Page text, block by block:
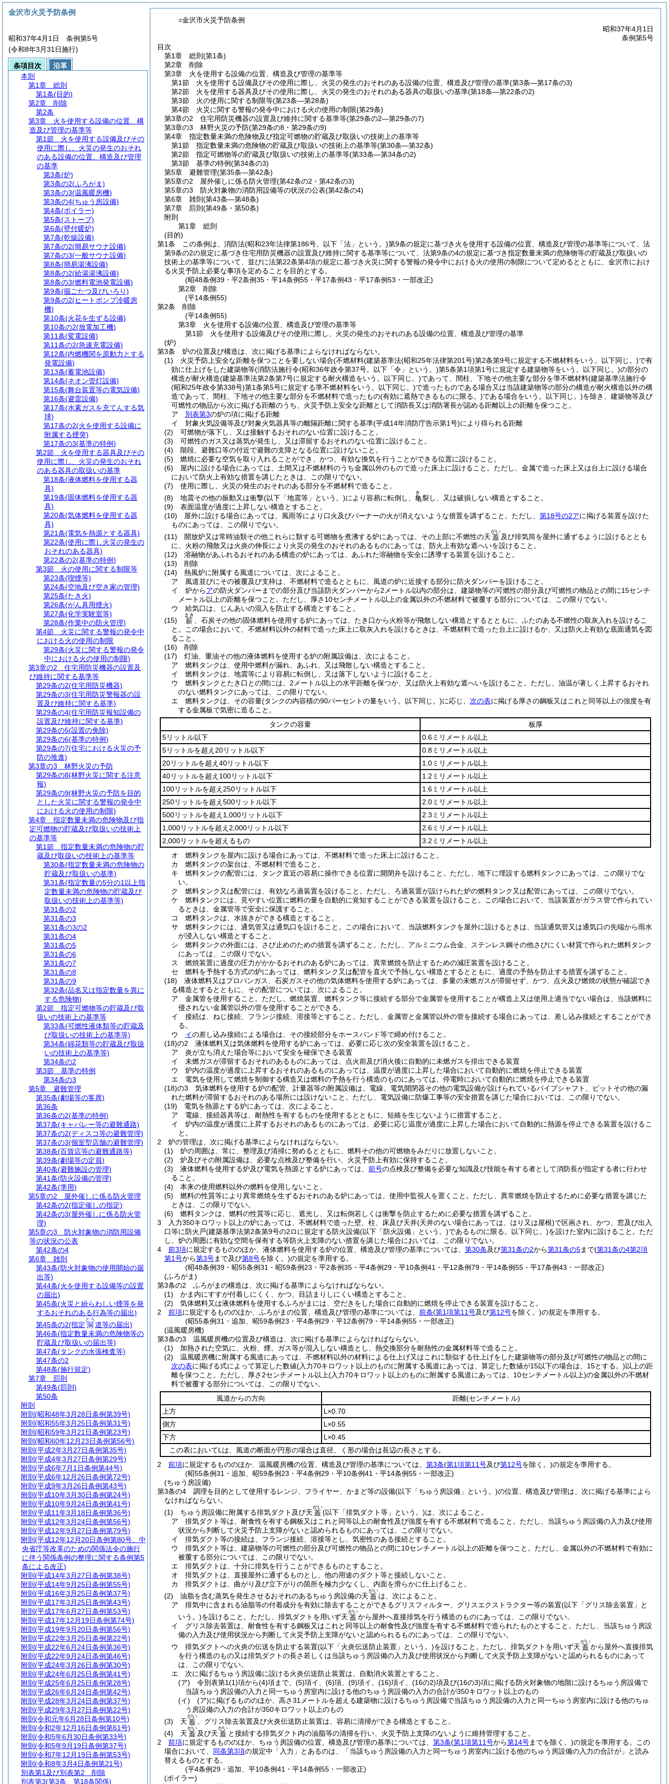
○金沢市火災予防条例
昭和37年4月1日
条例第5号
目次
第1章
総則 (第1条)
第2章
削除
第3章
火を使用する設備の位置、構造及び管理の基準等
第1節
火を使用する設備及びその使用に際し、火災の発生のおそれのある設備の位置、構造及び管理の基準(第3条―第17条の3)
第2節
火を使用する器具及びその使用に際し、火災の発生のおそれのある器具の取扱いの基準(第18条―第22条の2)
第3節
火の使用に関する制限等(第23条―第28条)
第4節
火災に関する警報の発令中における火の使用の制限(第29条)
第3章の2
住宅用防災機器の設置及び維持に関する基準等(第29条の2―第29条の7)
第3章の3
林野火災の予防(第29条の8・第29条の9)
第4章
指定数量未満の危険物及び指定可燃物の貯蔵及び取扱いの技術上の基準等
第1節
指定数量未満の危険物の貯蔵及び取扱いの技術上の基準等(第30条―第32条)
第2節
指定可燃物等の貯蔵及び取扱いの技術上の基準等(第33条―第34条の2)
第3節
基準の特例(第34条の3)
第5章
避難管理(第35条―第42条)
第5章の2
屋外催しに係る防火管理(第42条の2・第42条の3)
第5章の3
防火対象物の消防用設備等の状況の公表(第42条の4)
第6章
雑則 (第43条―第48条)
第7章
罰則 (第49条・第50条)
附則
第1章
総則
(目的)
第1条
この条例は、消防法(昭和23年法律第186号。以下「法」という。)第9条の規定に基づき火を使用する設備の位置、構造及び管理の基準等について、法
第9条の2の規定に基づき住宅用防災機器の設置及び維持に関する基準等について、法第9条の4の規定に基づき指定数量未満の危険物等の貯蔵及び取扱いの
技術上の基準等について、並びに法第22条第4項の規定に基づき火災に関する警報の発令中における火の使用の制限について定めるとともに、金沢市におけ
る火災予防上必要な事項を定めることを目的とする。
(昭48条例39・平2条例35・平14条例55・平17条例43・平17条例53・一部改正)
第2章
削除
(平14条例55)
第2条
削除
(平14条例55)
第3章
火を使用する設備の位置、構造及び管理の基準等
第1節
火を使用する設備及びその使用に際し、火災の発生のおそれのある設備の位置、構造及び管理の基準
(炉)
第3条
炉の位置及び構造は、次に掲げる基準によらなければならない。
(1)
火災予防上安全な距離を保つことを要しない場合(不燃材料(建築基準法(昭和25年法律第201号)第2条第9号に規定する不燃材料をいう。以下同じ。)で有
効に仕上げをした建築物等(消防法施行令(昭和36年政令第37号。以下「令」という。)第5条第1項第1号に規定する建築物等をいう。以下同じ。)の部分の
構造が耐火構造(建築基準法第2条第7号に規定する耐火構造をいう。以下同じ。)であって、間柱、下地その他主要な部分を準不燃材料(建築基準法施行令
(昭和25年政令第338号)第1条第5号に規定する準不燃材料をいう。以下同じ。)で造ったものである場合又は当該建築物等の部分の構造が耐火構造以外の構
造であって、間柱、下地その他主要な部分を不燃材料で造ったもの(有効に遮熱できるものに限る。)である場合をいう。以下同じ。)を除き、建築物等及び
可燃性の物品から次に掲げる距離のうち、火災予防上安全な距離として消防長又は消防署長が認める距離以上の距離を保つこと。
ア
別表第3の炉の項に掲げる距離
イ
対象火気設備等及び対象火気器具等の離隔距離に関する基準(平成14年消防庁告示第1号)により得られる距離
(2)
可燃物が落下し、又は接触するおそれのない位置に設けること。
(3)
可燃性のガス又は蒸気が発生し、又は滞留するおそれのない位置に設けること。
(4)
階段、避難口等の付近で避難の支障となる位置に設けないこと。
(5)
燃焼に必要な空気を取り入れることができ、かつ、有効な換気を行うことができる位置に設けること。
(6)
屋内に設ける場合にあっては、土間又は不燃材料のうち金属以外のもので造った床上に設けること。 ただし、金属で造った床上又は台上に設ける場合
において防火上有効な措置を講じたときは、この限りでない。
(7)
使用に際し、火災の発生のおそれのある部分を不燃材料で造ること。
(8)
地震その他の振動又は衝撃(以下「地震等」という。)により容易に転倒し、 亀
き
裂し、又は破損しない構造とすること。
(9)
表面温度が過度に上昇しない構造とすること。
(10)
屋外に設ける場合にあっては、風雨等により口火及びバーナーの火が消えないような措置を講ずること。 ただし、 第18号の2アに掲げる装置を設けた
ものにあっては、この限りでない。
(11)
開放炉又は常時油類その他これらに類する可燃物を煮沸する炉にあっては、その上部に不燃性の天 蓋
がい
及び排気筒を屋外に通ずるように設けるととも
に、火粉の飛散又は火炎の伸長により火災の発生のおそれのあるものにあっては、防火上有効な遮へいを設けること。
(12)
溶融物があふれるおそれのある構造の炉にあっては、あふれた溶融物を安全に誘導する装置を設けること。
(13)
削除
(14)
熱風炉に附属する風道については、次によること。
ア
風道並びにその被覆及び支枠は、不燃材料で造るとともに、風道の炉に近接する部分に防火ダンパーを設けること。
イ
炉からアの防火ダンパーまでの部分及び当該防火ダンパーから2メートル以内の部分は、建築物等の可燃性の部分及び可燃性の物品との間に15センチ
メートル以上の距離を保つこと。 ただし、厚さ10センチメートル以上の金属以外の不燃材料で被覆する部分については、この限りでない。
ウ
給気口は、じんあいの混入を防止する構造とすること。
(15)
薪
まき
、石炭その他の固体燃料を使用する炉にあっては、たき口から火粉等が飛散しない構造とするとともに、ふたのある不燃性の取灰入れを設けるこ
と。
この場合において、不燃材料以外の材料で造った床上に取灰入れを設けるときは、不燃材料で造った台上に設けるか、又は防火上有効な底面通気を図
ること。
(16)
削除
(17)
灯油、重油その他の液体燃料を使用する炉の附属設備は、次によること。
ア
燃料タンクは、使用中燃料が漏れ、あふれ、又は飛散しない構造とすること。
イ
燃料タンクは、地震等により容易に転倒し、又は落下しないように設けること。
ウ
燃料タンクとたき口との間には、2メートル以上の水平距離を保つか、又は防火上有効な遮へいを設けること。 ただし、油温が著しく上昇するおそれ
のない燃料タンクにあっては、この限りでない。
エ
燃料タンクは、その容量(タンクの内容積の90パーセントの量をいう。以下同じ。)に応じ、 次の表に掲げる厚さの鋼板又はこれと同等以上の強度を有
する金属板で気密に造ること。
タンクの容量
板厚
5リットル以下
0.6ミリメートル以上
5リットルを超え20リットル以下
0.8ミリメートル以上
20リットルを超え40リットル以下
1.0ミリメートル以上
40リットルを超え100リットル以下
1.2ミリメートル以上
100リットルを超え250リットル以下
1.6ミリメートル以上
250リットルを超え500リットル以下
2.0ミリメートル以上
500リットルを超え1,000リットル以下
2.3ミリメートル以上
1,000リットルを超え2,000リットル以下
2.6ミリメートル以上
2,000リットルを超えるもの
3.2ミリメートル以上
オ
燃料タンクを屋内に設ける場合にあっては、不燃材料で造った床上に設けること。
カ
燃料タンクの架台は、不燃材料で造ること。
キ
燃料タンクの配管には、タンク直近の容易に操作できる位置に開閉弁を設けること。 ただし、地下に埋設する燃料タンクにあっては、この限りでな
い。
ク
燃料タンク又は配管には、有効なろ過装置を設けること。 ただし、ろ過装置が設けられた炉の燃料タンク又は配管にあっては、この限りでない。
ケ
燃料タンクには、見やすい位置に燃料の量を自動的に覚知することができる装置を設けること。
この場合において、当該装置がガラス管で作られてい
るときは、金属管等で安全に保護すること。
コ
燃料タンクは、水抜きができる構造とすること。
サ
燃料タンクには、通気管又は通気口を設けること。
この場合において、当該燃料タンクを屋外に設けるときは、当該通気管又は通気口の先端から雨水
が浸入しない構造とすること。
シ
燃料タンクの外面には、さび止めのための措置を講ずること。 ただし、アルミニウム合金、ステンレス鋼その他さびにくい材質で作られた燃料タンク
にあっては、この限りでない。
ス
燃焼装置に過度の圧力がかかるおそれのある炉にあっては、異常燃焼を防止するための減圧装置を設けること。
セ
燃料を予熱する方式の炉にあっては、燃料タンク又は配管を直火で予熱しない構造とするとともに、過度の予熱を防止する措置を講ずること。
(18)
液体燃料又はプロパンガス、石炭ガスその他の気体燃料を使用する炉にあっては、多量の未燃ガスが滞留せず、かつ、点火及び燃焼の状態が確認でき
る構造とするとともに、その配管については、次によること。
ア
金属管を使用すること。 ただし、燃焼装置、燃料タンク等に接続する部分で金属管を使用することが構造上又は使用上適当でない場合は、当該燃料に
侵されない金属管以外の管を使用することができる。
イ
接続は、ねじ接続、フランジ接続、溶接等とすること。 ただし、金属管と金属管以外の管を接続する場合にあっては、差し込み接続とすることができ
る。
ウ
イの差し込み接続による場合は、その接続部分をホースバンド等で締め付けること。
(18)の2
液体燃料又は気体燃料を使用する炉にあっては、必要に応じ次の安全装置を設けること。
ア
炎が立ち消えた場合等において安全を確保できる装置
イ
未燃ガスが滞留するおそれのあるものにあっては、点火前及び消火後に自動的に未燃ガスを排出できる装置
ウ
炉内の温度が過度に上昇するおそれのあるものにあっては、温度が過度に上昇した場合において自動的に燃焼を停止できる装置
エ
電気を使用して燃焼を制御する構造又は燃料の予熱を行う構造のものにあっては、停電時において自動的に燃焼を停止できる装置
(18)の3
気体燃料を使用する炉の配管、計量器等の附属設備は、電線、電気開閉器その他の電気設備が設けられているパイプシャフト、ピットその他の漏
れた燃料が滞留するおそれのある場所には設けないこと。 ただし、電気設備に防爆工事等の安全措置を講じた場合においては、この限りでない。
(19)
電気を熱源とする炉にあっては、次によること。
ア
電線、接続器具等は、耐熱性を有するものを使用するとともに、短絡を生じないように措置すること。
イ
炉内の温度が過度に上昇するおそれのあるものにあっては、必要に応じ温度が過度に上昇した場合において自動的に熱源を停止できる装置を設けるこ
と。
2
炉の管理は、次に掲げる基準によらなければならない。
(1)
炉の周囲は、常に、整理及び清掃に努めるとともに、燃料その他の可燃物をみだりに放置しないこと。
(2)
炉及びその附属設備は、必要な点検及び整備を行い、火災予防上有効に保持すること。
(3)
液体燃料を使用する炉及び電気を熱源とする炉にあっては、 前号の点検及び整備を必要な知識及び技能を有する者として消防長が指定する者に行わせ
ること。
(4)
本来の使用燃料以外の燃料を使用しないこと。
(5)
燃料の性質等により異常燃焼を生ずるおそれのある炉にあっては、使用中監視人を置くこと。 ただし、異常燃焼を防止するために必要な措置を講じた
ときは、この限りでない。
(6)
燃料タンクは、燃料の性質等に応じ、遮光し、又は転倒若しくは衝撃を防止するために必要な措置を講ずること。
3
入力350キロワット以上の炉にあっては、不燃材料で造った壁、柱、床及び天井(天井のない場合にあっては、はり又は屋根)で区画され、かつ、窓及び出入
口等に防火戸(建築基準法第2条第9号の2ロに規定する防火設備(以下「防火設備」という。)であるものに限る。以下同じ。)を設けた室内に設けること。 ただ
し、炉の周囲に有効な空間を保有する等防火上支障のない措置を講じた場合においては、この限りでない。
4
前3項に規定するもののほか、液体燃料を使用する炉の位置、構造及び管理の基準については、 第30条及び第31条の2から第31条の5まで(第31条の4第2項
第1号から第3号まで及び第8号を除く。)の規定を準用する。
(昭48条例39・昭55条例31・昭59条例23・平2条例35・平4条例29・平10条例41・平12条例79・平14条例55・平17条例43・一部改正)
(ふろがま)
第3条の2
ふろがまの構造は、次に掲げる基準によらなければならない。
(1)
かま内にすすが付着しにくく、かつ、目詰まりしにくい構造とすること。
(2)
気体燃料又は液体燃料を使用するふろがまには、空だきをした場合に自動的に燃焼を停止できる装置を設けること。
2
前項に規定するもののほか、ふろがまの位置、構造及び管理の基準については、 前条(第1項第11号及び第12号を除く。)の規定を準用する。
(昭55条例31・追加、昭59条例23・平4条例29・平12条例79・平14条例55・一部改正)
(温風暖房機)
第3条の3
温風暖房機の位置及び構造は、次に掲げる基準によらなければならない。
(1)
加熱された空気に、火粉、煙、ガス等が混入しない構造とし、熱交換部分を耐熱性の金属材料等で造ること。
(2)
温風暖房機に附属する風道にあっては、不燃材料以外の材料による仕上げ又はこれに類似する仕上げをした建築物等の部分及び可燃性の物品との間に
次の表に掲げる式によって算定した数値(入力70キロワット以上のものに附属する風道にあっては、算定した数値が15以下の場合は、15とする。)以上の距
離を保つこと。 ただし、厚さ2センチメートル以上(入力70キロワット以上のものに附属する風道にあっては、10センチメートル以上)の金属以外の不燃材
料で被覆する部分については、この限りでない。
風道からの方向
距離(センチメートル)
上方
L×0.70
側方
L×0.55
下方
L×0.45
この表においてLは、風道の断面が円形の場合は直径、く形の場合は長辺の長さとする。
2
前項に規定するもののほか、温風暖房機の位置、構造及び管理の基準については、 第3条(第1項第11号及び第12号を除く。)の規定を準用する。
(昭55条例31・追加、昭59条例23・平4条例29・平10条例41・平14条例55・一部改正)
(ちゅう房設備)
第3条の4
調理を目的として使用するレンジ、フライヤー、かまど等の設備(以下「ちゅう房設備」という。)の位置、構造及び管理は、次に掲げる基準によら
なければならない。
(1)
ちゅう房設備に附属する排気ダクト及び天 蓋
がい
(以下「排気ダクト等」という。)は、次によること。
ア
排気ダクト等は、耐食性を有する鋼板又はこれと同等以上の耐食性及び強度を有する不燃材料で造ること。 ただし、当該ちゅう房設備の入力及び使用
状況から判断して火災予防上支障がないと認められるものにあっては、この限りでない。
イ
排気ダクト等の接続は、フランジ接続、溶接等とし、気密性のある接続とすること。
ウ
排気ダクト等は、建築物等の可燃性の部分及び可燃性の物品との間に10センチメートル以上の距離を保つこと。 ただし、金属以外の不燃材料で有効に
被覆する部分については、この限りでない。
エ
排気ダクトは、十分に排気を行うことができるものとすること。
オ
排気ダクトは、直接屋外に通ずるものとし、他の用途のダクト等と接続しないこと。
カ
排気ダクトは、曲がり及び立下がりの箇所を極力少なくし、内面を滑らかに仕上げること。
(2)
油脂を含む蒸気を発生させるおそれのあるちゅう房設備の天 蓋
がい
は、次によること。
ア
排気中に含まれる油脂等の付着成分を有効に除去することができるグリスフィルター、グリスエクストラクター等の装置(以下「グリス除去装置」と
いう。)を設けること。 ただし、排気ダクトを用いず天 蓋
がい
から屋外へ直接排気を行う構造のものにあっては、この限りでない。
イ
グリス除去装置は、耐食性を有する鋼板又はこれと同等以上の耐食性及び強度を有する不燃材料で造られたものとすること。 ただし、当該ちゅう房設
備の入力及び使用状況から判断して火災予防上支障がないと認められるものにあっては、この限りでない。
ウ
排気ダクトへの火炎の伝送を防止する装置(以下「火炎伝送防止装置」という。)を設けること。 ただし、排気ダクトを用いず天 蓋
がい
から屋外へ直接排気
を行う構造のもの又は排気ダクトの長さ若しくは当該ちゅう房設備の入力及び使用状況から判断して火災予防上支障がないと認められるものにあって
は、この限りでない。
エ
次に掲げるちゅう房設備に設ける火炎伝送防止装置は、自動消火装置とすること。
(ア)
令別表第1(1)項から(4)項まで、(5)項イ、(6)項、(9)項イ、(16)項イ、(16の2)項及び(16の3)項に掲げる防火対象物の地階に設けるちゅう房設備で
当該ちゅう房設備の入力と同一ちゅう房室内に設ける他のちゅう房設備の入力の合計が350キロワット以上のもの
(イ)
(ア)に掲げるもののほか、高さ31メートルを超える建築物に設けるちゅう房設備で当該ちゅう房設備の入力と同一ちゅう房室内に設ける他のちゅ
う房設備の入力の合計が350キロワット以上のもの
(3)
天 蓋
がい
、グリス除去装置及び火炎伝送防止装置は、容易に清掃ができる構造とすること。
(4)
天 蓋
がい
及び天 蓋
がい
と接続する排気ダクト内の油脂等の清掃を行い、火災予防上支障のないように維持管理すること。
2
前項に規定するもののほか、ちゅう房設備の位置、構造及び管理の基準については、 第3条(第1項第11号から第14号までを除く。)の規定を準用する。
この
場合において、 同条第3項の規定中「入力」とあるのは、「当該ちゅう房設備の入力と同一ちゅう房室内に設ける他のちゅう房設備の入力の合計が」と読み
替えるものとする。
(平4条例29・追加、平10条例41・平14条例55・一部改正)
(ボイラー)
金沢市火災予防条例
昭和37年4月1日 条例第5号
(令和8年3月31日施行)
条項目次
沿革
本則
第1章
総則
第1条(目的)
第2章
削除
第2条
第3章
火を使用する設備の位置、構
造及び管理の基準等
第1節
火を使用する設備及びその
使用に際し、火災の発生のおそれ
のある設備の位置、構造及び管理
の基準
第3条(炉)
第3条の2(ふろがま)
第3条の3(温風暖房機)
第3条の4(ちゅう房設備)
第4条(ボイラー)
第5条(ストーブ)
第6条(壁付暖炉)
第7条(乾燥設備)
第7条の2(簡易サウナ設備)
第7条の3(一般サウナ設備)
第8条(簡易湯沸設備)
第8条の2(給湯湯沸設備)
第8条の3(燃料電池発電設備)
第9条(掘ごたつ及びいろり)
第9条の2(ヒートポンプ冷暖房
機)
第10条(火花を生ずる設備)
第10条の2(放電加工機)
第11条(変電設備)
第11条の2(急速充電設備)
第12条(内燃機関を原動力とする
発電設備)
第13条(蓄電池設備)
第14条(ネオン管灯設備)
第15条(舞台装置等の電気設備)
第16条(避雷設備)
第17条(水素ガスを充てんする気
球)
第17条の2(火を使用する設備に
附属する煙突)
第17条の3(基準の特例)
第2節
火を使用する器具及びその
使用に際し、火災の発生のおそれ
のある器具の取扱いの基準
第18条(液体燃料を使用する器
具)
第19条(固体燃料を使用する器
具)
第20条(気体燃料を使用する器
具)
第21条(電気を熱源とする器具)
第22条(使用に際し火災の発生の
おそれのある器具)
第22条の2(基準の特例)
第3節
火の使用に関する制限等
第23条(喫煙等)
第24条(空地及び空き家の管理)
第25条(たき火)
第26条(がん具用煙火)
第27条(化学実験室等)
第28条(作業中の防火管理)
第4節
火災に関する警報の発令中
における火の使用の制限
第29条(火災に関する警報の発令
中における火の使用の制限)
第3章の2
住宅用防災機器の設置及
び維持に関する基準等
第29条の2(住宅用防災機器)
第29条の3(住宅用防災警報器の設
置及び維持に関する基準)
第29条の4(住宅用防災報知設備の
設置及び維持に関する基準)
第29条の5(設置の免除)
第29条の6(基準の特例)
第29条の7(住宅における火災の予
防の推進)
第3章の3
林野火災の予防
第29条の8(林野火災に関する注意
報)
第29条の9(林野火災の予防を目的
とした火災に関する警報の発令中
における火の使用の制限)
第4章
指定数量未満の危険物及び指
定可燃物の貯蔵及び取扱いの技術上
の基準等
第1節
指定数量未満の危険物の貯
蔵及び取扱いの技術上の基準等
第30条(指定数量未満の危険物の
貯蔵及び取扱いの基準)
第31条(指定数量の5分の1以上指
定数量未満の危険物の貯蔵及び
取扱いの技術上の基準等)
第31条の2
第31条の3
第31条の3の2
第31条の4
第31条の5
第31条の6
第31条の7
第31条の8
第31条の9
第32条(品名又は指定数量を異に
する危険物)
第2節
指定可燃物等の貯蔵及び取
扱いの技術上の基準等
第33条(可燃性液体類等の貯蔵及
び取扱いの技術上の基準等)
第34条(綿花類等の貯蔵及び取扱
いの技術上の基準等)
第34条の2
第3節
基準の特例
第34条の3
第5章
避難管理
第35条(劇場等の客席)
第36条
第36条の2(基準の特例)
第37条(キャバレー等の避難通路)
第37条の2(ディスコ等の避難管理)
第37条の3(個室型店舗の避難管理)
第38条(百貨店等の避難通路等)
第39条(劇場等の定員)
第40条(避難施設の管理)
第41条(防火設備の管理)
第42条(準用)
第5章の2
屋外催しに係る防火管理
第42条の2(指定催しの指定)
第42条の3(屋外催しに係る防火管
理)
第5章の3
防火対象物の消防用設備
等の状況の公表
第42条の4
第6章
雑則
第43条(防火対象物の使用開始の届
出等)
第44条(火を使用する設備等の設置
の届出)
第45条(火災と紛らわしい煙等を発
するおそれのある行為等の届出)
第45条の2(指定 洞
とう
道等の届出)
第46条(指定数量未満の危険物等の
貯蔵及び取扱いの届出等)
第47条(タンクの水張検査等)
第47条の2
第48条(施行規定)
第7章
罰則
第49条(罰則)
第50条
附則
附則 (昭和48年3月28日条例第39号)
附則 (昭和55年3月25日条例第31号)
附則 (昭和59年3月21日条例第23号)
附則 (昭和60年12月23日条例第56号)
附則 (平成2年3月27日条例第35号)
附則 (平成4年3月27日条例第29号)
附則 (平成6年7月1日条例第44号)
附則 (平成6年12月26日条例第72号)
附則 (平成9年3月26日条例第43号)
附則 (平成10年3月30日条例第24号)
附則 (平成10年9月24日条例第41号)
附則 (平成11年3月18日条例第36号)
附則 (平成12年3月24日条例第56号)
附則 (平成12年9月27日条例第79号)
附則 (平成12年12月20日条例第80号、中
央省庁等改革のための関係法令の施行
に伴う関係条例の整理に関する条例第5
条による改正)
附則 (平成14年3月27日条例第38号)
附則 (平成14年9月25日条例第55号)
附則 (平成16年3月25日条例第37号)
附則 (平成17年3月25日条例第43号)
附則 (平成17年6月27日条例第53号)
附則 (平成17年12月19日条例第74号)
附則 (平成19年9月20日条例第56号)
附則 (平成22年3月25日条例第22号)
附則 (平成22年6月24日条例第36号)
附則 (平成22年9月24日条例第46号)
附則 (平成24年3月26日条例第30号)
附則 (平成24年6月25日条例第41号)
附則 (平成25年6月25日条例第28号)
附則 (平成26年6月24日条例第42号)
附則 (平成28年3月24日条例第37号)
附則 (平成29年3月27日条例第22号)
附則 (令和元年6月28日条例第10号)
附則 (令和2年12月16日条例第61号)
附則 (令和5年6月30日条例第33号)
附則 (令和5年9月19日条例第37号)
附則 (令和7年12月19日条例第53号)
附則 (令和8年3月4日条例第21号)
別表第1及び別表第2 削除
別表第3(第3条、第18条関係)